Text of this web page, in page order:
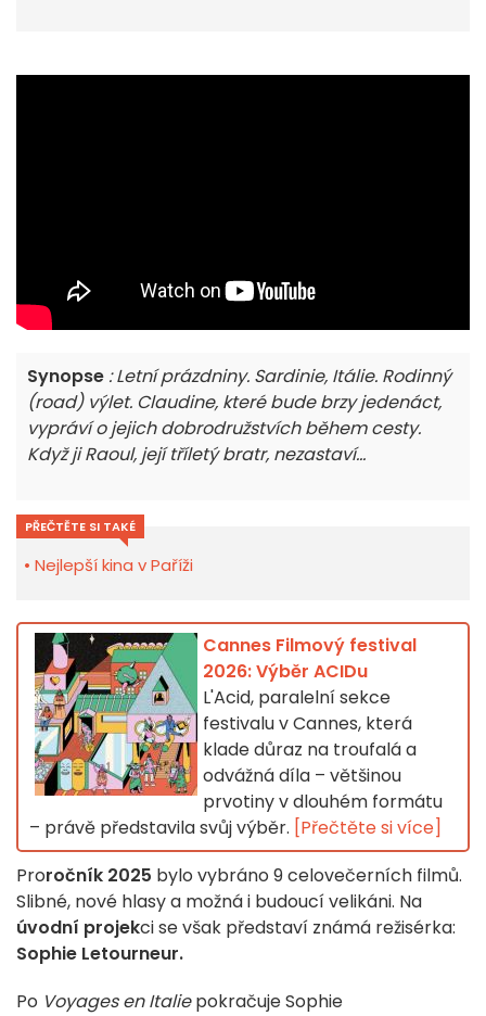
Synopse : Letní prázdniny. Sardinie, Itálie. Rodinný
(road) výlet. Claudine, které bude brzy jedenáct,
vypráví o jejich dobrodružstvích během cesty.
Když ji Raoul, její tříletý bratr, nezastaví...
PŘEČTĚTE SI TAKÉ
Nejlepší kina v Paříži
Cannes Filmový festival
2026: Výběr ACIDu
L'Acid, paralelní sekce
festivalu v Cannes, která
klade důraz na troufalá a
odvážná díla – většinou
prvotiny v dlouhém formátu
– právě představila svůj výběr. [Přečtěte si více]
Proročník 2025 bylo vybráno 9 celovečerních filmů.
Slibné, nové hlasy a možná i budoucí velikáni. Na
úvodní projekci se však představí známá režisérka:
Sophie Letourneur.
Po Voyages en Italiepokračuje Sophie